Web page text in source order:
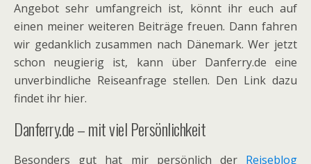
Angebot sehr umfangreich ist, könnt ihr euch auf
einen meiner weiteren Beiträge freuen. Dann fahren
wir gedanklich zusammen nach Dänemark. Wer jetzt
schon neugierig ist, kann über Danferry.de eine
unverbindliche Reiseanfrage stellen. Den Link dazu
findet ihr hier.
Danferry.de – mit viel Persönlichkeit
Besonders gut hat mir persönlich der Reiseblog